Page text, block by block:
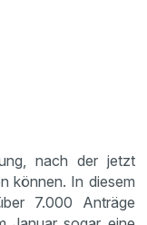
nach der jetzt
können. In diesem
7.000 Anträge